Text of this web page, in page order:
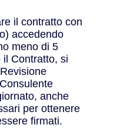
il contratto con
accedendo
meno di 5
Contratto, si
anche
per ottenere
firmati.